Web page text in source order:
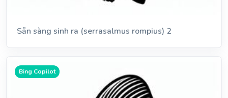
Sẵn sàng sinh ra (serrasalmus rompius) 2
Bing Copilot